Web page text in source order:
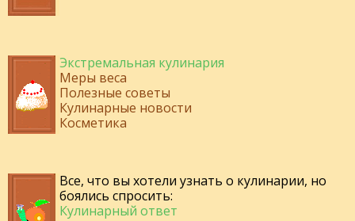
Экстремальная кулинария
Меры веса
Полезные советы
Кулинарные новости
Косметика
Все, что вы хотели узнать о кулинарии, но
боялись спросить:
Кулинарный ответ